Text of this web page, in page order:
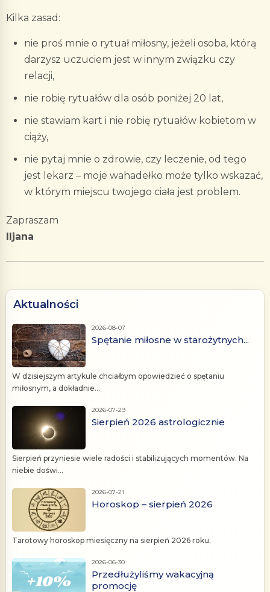
Kilka zasad:
nie proś mnie o rytuał miłosny, jeżeli osoba, którą
darzysz uczuciem jest w innym związku czy
relacji,
nie robię rytuałów dla osób poniżej 20 lat,
nie stawiam kart i nie robię rytuałów kobietom w
ciąży,
nie pytaj mnie o zdrowie, czy leczenie, od tego
jest lekarz – moje wahadełko może tylko wskazać,
w którym miejscu twojego ciała jest problem.
Zapraszam
Iljana
Aktualności
2026-08-07
Spętanie miłosne w starożytnych...
W dzisiejszym artykule chciałbym opowiedzieć o spętaniu
miłosnym, a dokładnie...
2026-07-29
Sierpień 2026 astrologicznie
Sierpień przyniesie wiele radości i stabilizujących momentów. Na
niebie doświ...
2026-07-21
Horoskop – sierpień 2026
Tarotowy horoskop miesięczny na sierpień 2026 roku.
2026-06-30
Przedłużyliśmy wakacyjną
promocję